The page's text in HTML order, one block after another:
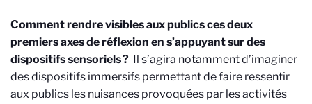
Comment rendre visibles aux publics ces deux
premiers axes de réflexion en s’appuyant sur des
dispositifs sensoriels ? Il s’agira notamment d’imaginer
des dispositifs immersifs permettant de faire ressentir
aux publics les nuisances provoquées par les activités